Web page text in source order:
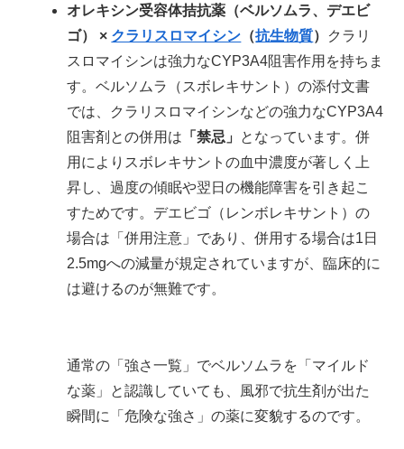
オレキシン受容体拮抗薬（ベルソムラ、デエビ
ゴ） × クラリスロマイシン （抗生物質） クラリ
スロマイシンは強力なCYP3A4阻害作用を持ちま
す。ベルソムラ（スボレキサント）の添付文書
では、クラリスロマイシンなどの強力なCYP3A4
阻害剤との併用は 「禁忌」 となっています。併
用によりスボレキサントの血中濃度が著しく上
昇し、過度の傾眠や翌日の機能障害を引き起こ
すためです。デエビゴ（レンボレキサント）の
場合は「併用注意」であり、併用する場合は1日
2.5mgへの減量が規定されていますが、臨床的に
は避けるのが無難です。
通常の「強さ一覧」でベルソムラを「マイルド
な薬」と認識していても、風邪で抗生剤が出た
瞬間に「危険な強さ」の薬に変貌するのです。